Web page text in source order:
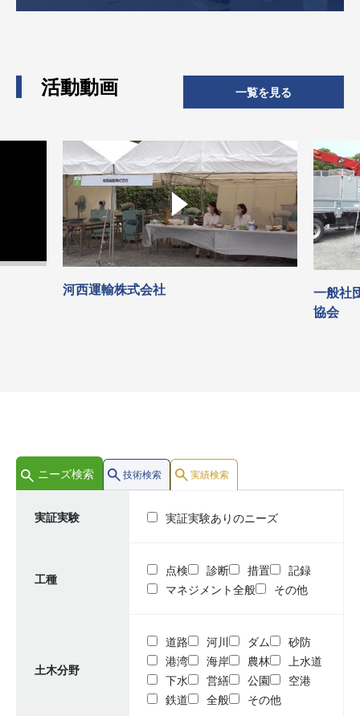
活動動画 一覧を見る
河西運輸株式会社
一般社
協会
ニーズ検索 技術検索 実績検索
実証実験 実証実験ありのニーズ
工種
点検 診断 措置
記録
マネジメント全般
その他
土木分野
道路 河川 ダム
砂防
港湾
海岸 農林
上水道
下水
営繕 公園
空港
鉄道
全般 その他